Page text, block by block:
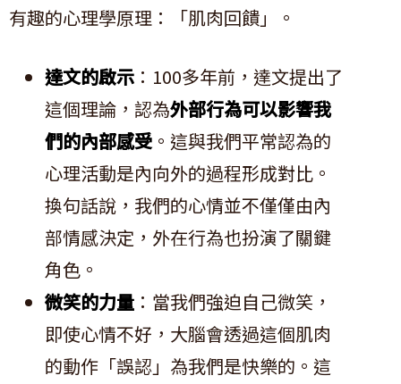
有趣的心理學原理：「肌肉回饋」。
達文的啟示 ：100多年前，達文提出了
這個理論，認為外部行為可以影響我
們的內部感受。這與我們平常認為的
心理活動是內向外的過程形成對比。
換句話說，我們的心情並不僅僅由內
部情感決定，外在行為也扮演了關鍵
角色。
微笑的力量 ：當我們強迫自己微笑，
即使心情不好，大腦會透過這個肌肉
的動作「誤認」為我們是快樂的。這